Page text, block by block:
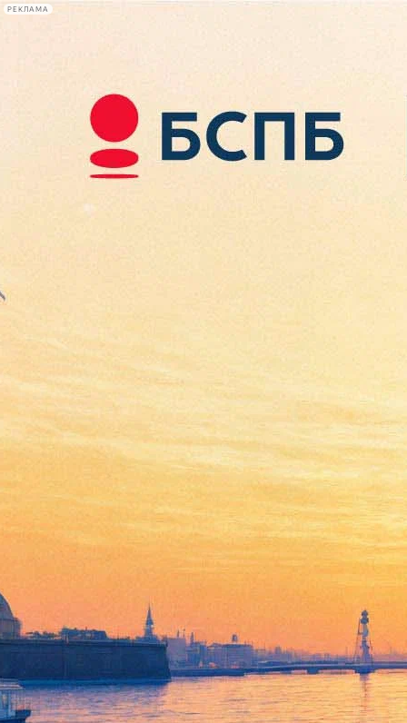
РЕКЛАМА
Сегодня:
2026.08.07
16:29
Афиша Plus